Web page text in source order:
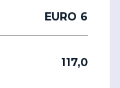
EURO 6
117,0